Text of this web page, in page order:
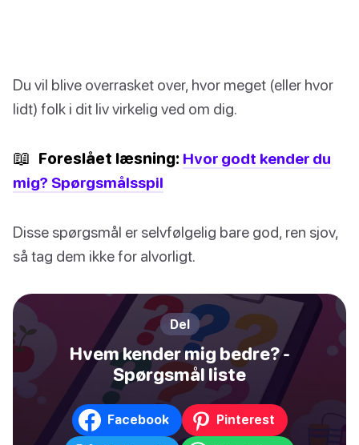
Du vil blive overrasket over, hvor meget (eller hvor
lidt) folk i dit liv virkelig ved om dig.
📖 Foreslået læsning: Hvor godt kender du
mig? Spørgsmålsspil
Disse spørgsmål er selvfølgelig bare god, ren sjov,
så tag dem ikke for alvorligt.
Del
Hvem kender mig bedre? -
Spørgsmål liste
Facebook Pinterest